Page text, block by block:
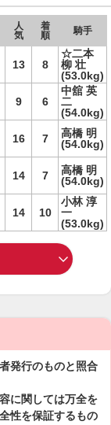
人
気
着
順
騎手
13 8
☆二本
柳 壮
(53.0kg)
9 6
中舘 英
二
(54.0kg)
16 7
高橋 明
(54.0kg)
14 7
高橋 明
(54.0kg)
14 10
小林 淳
一
(53.0kg)
発行のものと照合
に関しては万全を
性を保証するもの